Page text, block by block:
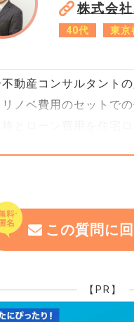
株式会
40代 東京
動産コンサルタント
ノベ費用のセットで
とローン費用を住宅
内容によると思いま
、履行に着手してい
と思います。
ム業者が職人や材料
しいように感じます
この質問に
【PR】